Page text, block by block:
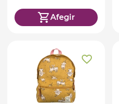
Afegir